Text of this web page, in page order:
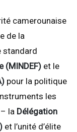
camerounaise
de la
standard
(MINDEF) et le
pour la politique
les
la Délégation
et l’unité d’élite